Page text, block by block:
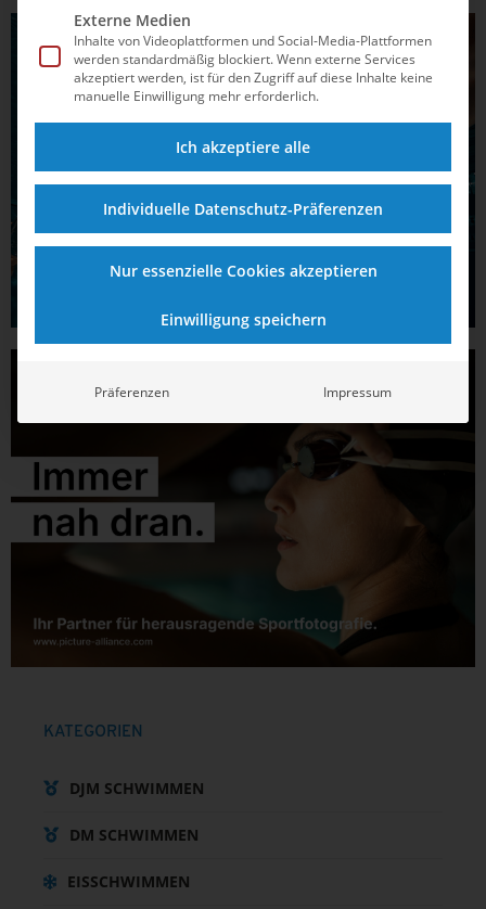
KATEGORIEN
DJM SCHWIMMEN
DM SCHWIMMEN
EISSCHWIMMEN
Externe Medien
Inhalte von Videoplattformen und Social-Media-Plattformen
werden standardmäßig blockiert. Wenn externe Services
akzeptiert werden, ist für den Zugriff auf diese Inhalte keine
manuelle Einwilligung mehr erforderlich.
Ich akzeptiere alle
Individuelle Datenschutz-Präferenzen
Nur essenzielle Cookies akzeptieren
Einwilligung speichern
Präferenzen Impressum